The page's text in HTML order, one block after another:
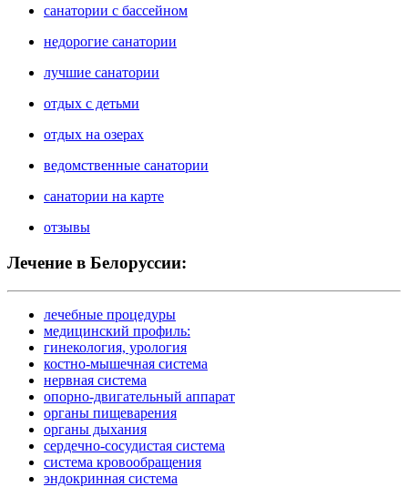
санатории с бассейном
недорогие санатории
лучшие санатории
отдых с детьми
отдых на озерах
ведомственные санатории
санатории на карте
отзывы
Лечение в Белоруссии:
лечебные процедуры
медицинский профиль:
гинекология, урология
костно-мышечная система
нервная система
опорно-двигательный аппарат
органы пищеварения
органы дыхания
сердечно-сосудистая система
система кровообращения
эндокринная система